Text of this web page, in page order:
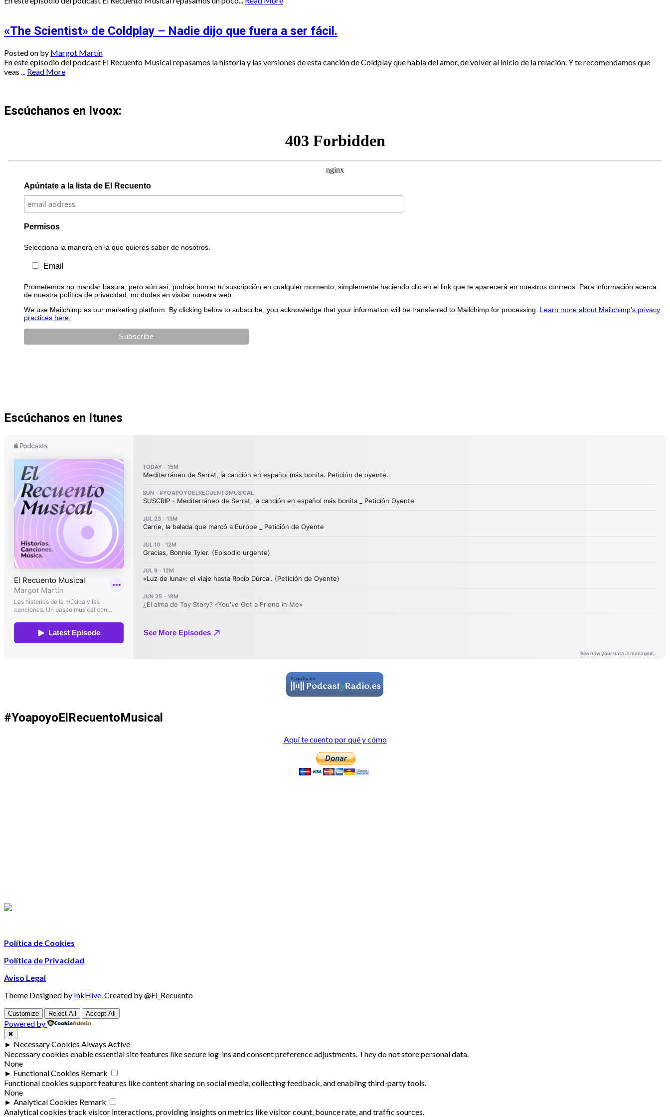
«The Scientist» de Coldplay – Nadie dijo que fuera a ser fácil.
Posted on by Margot Martín
En este episodio del podcast El Recuento Musical repasamos la historia y las versiones de esta canción de Coldplay que habla del amor, de volver al inicio de la relación. Y te recomendamos que
veas ... Read More
Escúchanos en Ivoox:
Apúntate a la lista de El Recuento
Permisos
Selecciona la manera en la que quieres saber de nosotros.
Email
Prometemos no mandar basura, pero aún así, podrás borrar tu suscripción en cualquier momento, simplemente haciendo clic en el link que te aparecerá en nuestros corrreos. Para información acerca
de nuestra política de privacidad, no dudes en visitar nuestra web.
We use Mailchimp as our marketing platform. By clicking below to subscribe, you acknowledge that your information will be transferred to Mailchimp for processing. Learn more about Mailchimp's privacy
practices here.
Escúchanos en Itunes
#YoapoyoElRecuentoMusical
Aquí te cuento por qué y cómo
Política de Cookies
Política de Privacidad
Aviso Legal
Theme Designed by InkHive Created by @El_Recuento
Customize Reject All Accept All
Powered by
✖
► Necessary Cookies Always Active
Necessary cookies enable essential site features like secure log-ins and consent preference adjustments. They do not store personal data.
None
► Functional Cookies Remark
Functional cookies support features like content sharing on social media, collecting feedback, and enabling third-party tools.
None
► Analytical Cookies Remark
Analytical cookies track visitor interactions, providing insights on metrics like visitor count, bounce rate, and traffic sources.